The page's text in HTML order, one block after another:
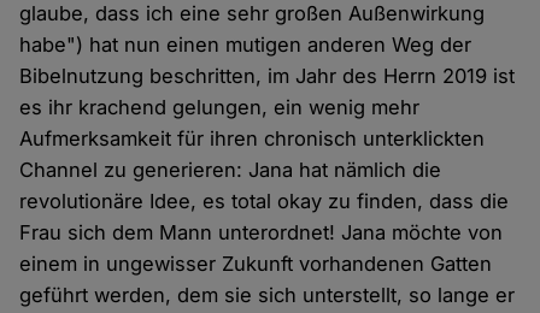
glaube, dass ich eine sehr großen Außenwirkung
habe") hat nun einen mutigen anderen Weg der
Bibelnutzung beschritten, im Jahr des Herrn 2019 ist
es ihr krachend gelungen, ein wenig mehr
Aufmerksamkeit für ihren chronisch unterklickten
Channel zu generieren: Jana hat nämlich die
revolutionäre Idee, es total okay zu finden, dass die
Frau sich dem Mann unterordnet! Jana möchte von
einem in ungewisser Zukunft vorhandenen Gatten
geführt werden, dem sie sich unterstellt, so lange er